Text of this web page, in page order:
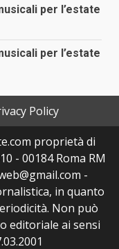
per l’estate
per l’estate
Policy
proprietà di
- 00184 Roma RM
-
in quanto
Non può
editoriale ai sensi